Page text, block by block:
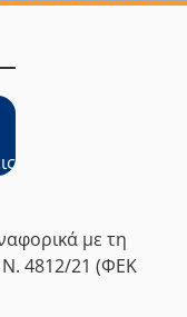
με τη
Ν. 4812/21 (ΦΕΚ